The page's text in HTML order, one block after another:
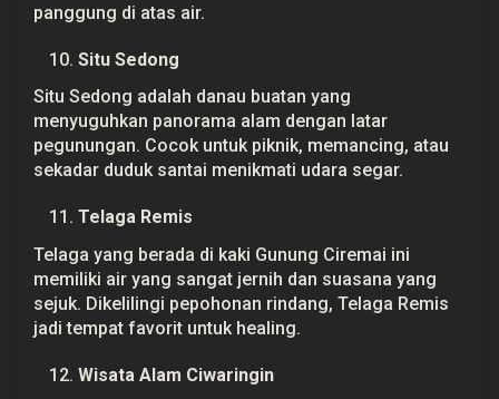
panggung di atas air.
Situ Sedong
Situ Sedong adalah danau buatan yang
menyuguhkan panorama alam dengan latar
pegunungan. Cocok untuk piknik, memancing, atau
sekadar duduk santai menikmati udara segar.
Telaga Remis
Telaga yang berada di kaki Gunung Ciremai ini
memiliki air yang sangat jernih dan suasana yang
sejuk. Dikelilingi pepohonan rindang, Telaga Remis
jadi tempat favorit untuk healing.
Wisata Alam Ciwaringin